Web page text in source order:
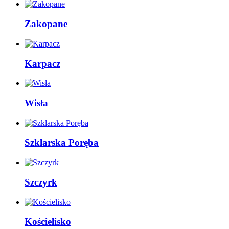
Zakopane
Karpacz
Wisła
Szklarska Poręba
Szczyrk
Kościelisko